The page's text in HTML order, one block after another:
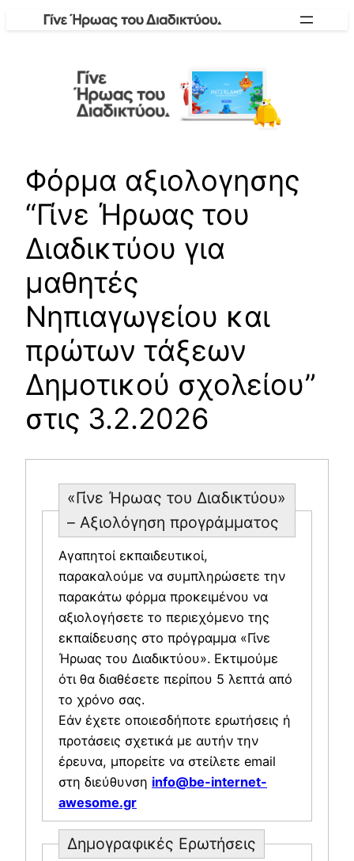
Φόρμα αξιολογησης
“Γίνε Ήρωας του
Διαδικτύου για
μαθητές
Νηπιαγωγείου και
πρώτων τάξεων
Δημοτικού σχολείου”
στις 3.2.2026
«Γίνε Ήρωας του Διαδικτύου»
– Aξιολόγηση προγράμματος
Αγαπητοί εκπαιδευτικοί,
παρακαλούμε να συμπληρώσετε την
παρακάτω φόρμα προκειμένου να
αξιολογήσετε το περιεχόμενο της
εκπαίδευσης στο πρόγραμμα «Γίνε
Ήρωας του Διαδικτύου». Εκτιμούμε
ότι θα διαθέσετε περίπου 5 λεπτά από
το χρόνο σας.
Εάν έχετε οποιεσδήποτε ερωτήσεις ή
προτάσεις σχετικά με αυτήν την
έρευνα, μπορείτε να στείλετε email
στη διεύθυνση info@be-internet-
awesome.gr
Δημογραφικές Ερωτήσεις